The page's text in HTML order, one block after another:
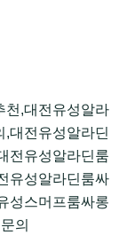
천,대전유성알라
,대전유성알라딘
전유성알라딘룸
유성알라딘룸싸
성스머프룸싸롱
의